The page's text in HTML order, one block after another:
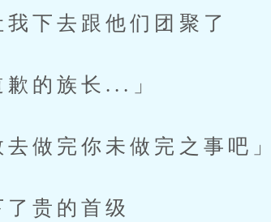
下去跟他们团聚了
的族长...」
做完你未做完之事吧
贵的首级